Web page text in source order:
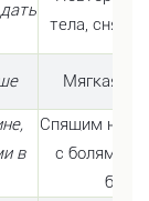
тела, снять
Мягкая и
в
Спящим на
с болями в